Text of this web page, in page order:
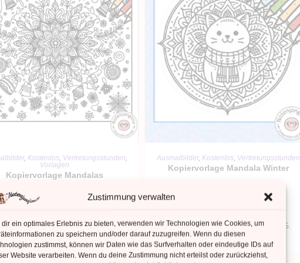
Zustimmung verwalten
dir ein optimales Erlebnis zu bieten, verwenden wir Technologien wie Cookies, um
zu speichern und/oder darauf zuzugreifen. Wenn du diesen
zustimmst, können wir Daten wie das Surfverhalten oder eindeutige IDs auf
Website verarbeiten. Wenn du deine Zustimmung nicht erteilst oder zurückziehst,
IN DEN WARENKORB
, Kostenlos, Vertretungsstunden,
Vorlagen
Kopiervorlage Mandalas
0,00€
Kein Mehrwertsteuerausweis, da
nach §19 (1) UStG.
IN DEN WARENKORB
Ausmalbilder,Kostenlos, Vertretungsstunden
Kopiervorlage Mandala Winter
Kein Mehrwertsteuerausweis, da
Kleinunternehmer nach §19 (1) UStG.